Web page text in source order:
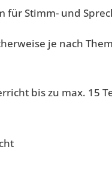
für Stimm- und
je nach
bis zu max. 15